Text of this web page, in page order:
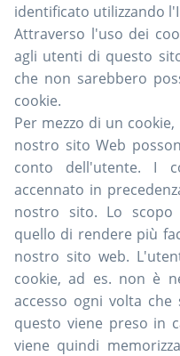
identificato utilizzando
Attraverso l'uso dei
agli utenti di questo
che non sarebbero
cookie.
Per mezzo di un
nostro sito Web
conto dell'utente. I
accennato in
nostro sito. Lo
quello di rendere più
nostro sito web.
cookie, ad es. non è
accesso ogni volta
questo viene preso in
viene quindi